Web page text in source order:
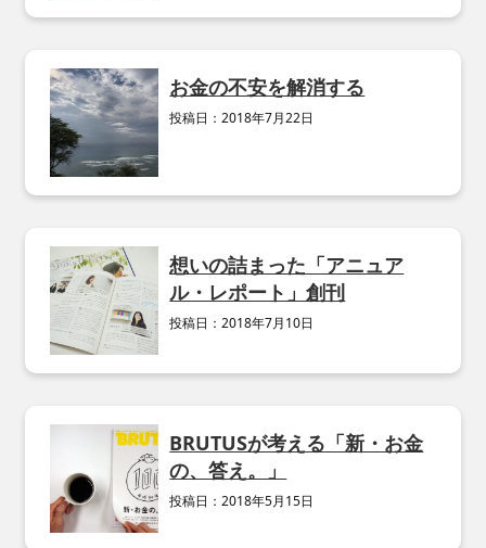
お金の不安を解消する
投稿日：2018年7月22日
想いの詰まった「アニュア
ル・レポート」創刊
投稿日：2018年7月10日
BRUTUSが考える「新・お金
の、答え。」
投稿日：2018年5月15日